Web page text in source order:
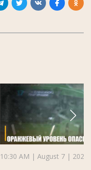
10:30 AM | August 7 | 2026